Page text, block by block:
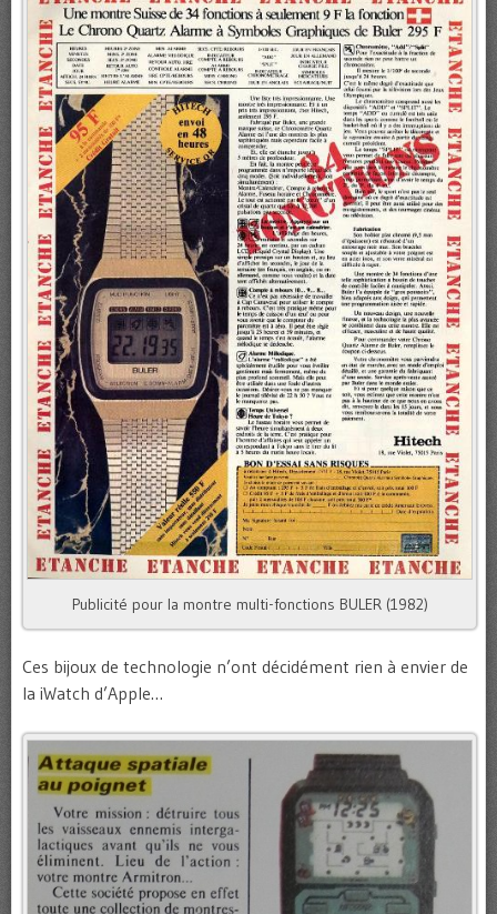
Publicité pour la montre multi-fonctions BULER (1982)
Ces bijoux de technologie n’ont décidément rien à envier de
la iWatch d’Apple…